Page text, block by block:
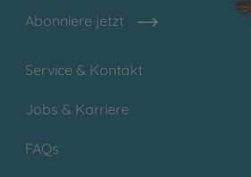
Abonniere jetzt
Service & Kontakt
Jobs & Karriere
FAQs